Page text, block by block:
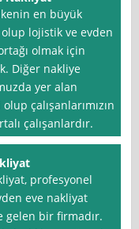
en büyük
lojistik ve evden
olmak için
Diğer nakliye
yer alan
çalışanlarımızın
çalışanlardır.
profesyonel
eve nakliyat
gelen bir firmadır.